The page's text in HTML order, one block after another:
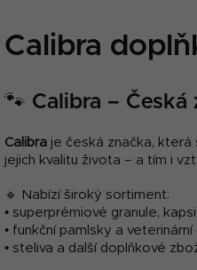
Calibra
🐾 Calibra –
Calibra je česká značka, která
jejich kvalitu života – a tím i
🔹 Nabízí široký sortiment:
• superprémiové granule,
• funkční pamlsky a
• steliva a další doplňkové